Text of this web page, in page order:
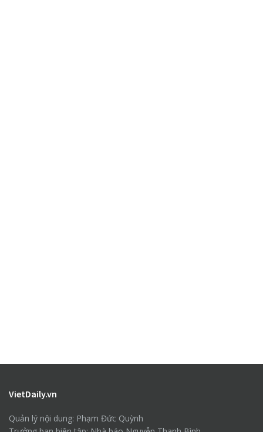
VietDaily.vn
Quản lý nội dung: Phạm Đức Quỳnh